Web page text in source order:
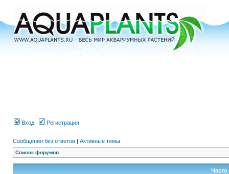
Вход Регистрация
Сообщения без ответов | Активные темы
Список форумов